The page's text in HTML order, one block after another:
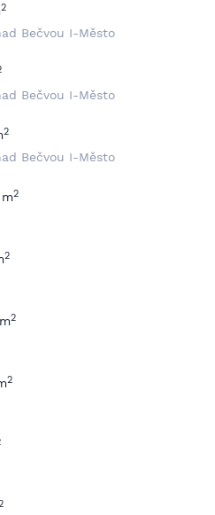
2
Bečvou I-Město
Bečvou I-Město
2
Bečvou I-Město
2
2
2
2